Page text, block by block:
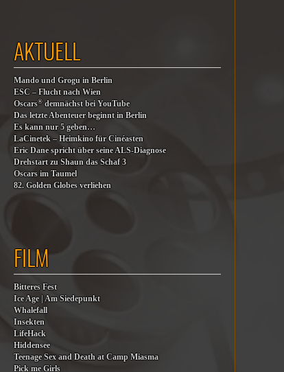
AKTUELL
Mando und Grogu in Berlin
ESC – Flucht nach Wien
Oscars®demnächst bei YouTube
Das letzte Abenteuer beginnt in Berlin
Es kann nur 5 geben…
LaCinetek – Heimkino für Cinéasten
Eric Dane spricht über seine ALS-Diagnose
Drehstart zu Shaun das Schaf 3
Oscars im Taumel
82. Golden Globes verliehen
FILM
Bitteres Fest
Ice Age | Am Siedepunkt
Whalefall
Insekten
LifeHack
Hiddensee
Teenage Sex and Death at Camp Miasma
Pick me Girls